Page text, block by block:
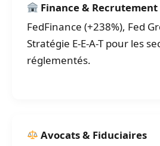
Finance & Recrutement
FedFinance (+238%), Fed
Stratégie E-E-A-T pour les
réglementés.
Avocats & Fiduciaires